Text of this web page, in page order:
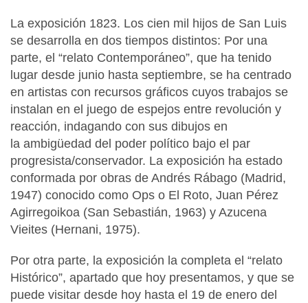
La exposición 1823. Los cien mil hijos de San Luis
se desarrolla en dos tiempos distintos: Por una
parte, el “relato Contemporáneo”, que ha tenido
lugar desde junio hasta septiembre, se ha centrado
en artistas con recursos gráficos cuyos trabajos se
instalan en el juego de espejos entre revolución y
reacción, indagando con sus dibujos en
la ambigüedad del poder político bajo el par
progresista/conservador. La exposición ha estado
conformada por obras de Andrés Rábago (Madrid,
1947) conocido como Ops o El Roto, Juan Pérez
Agirregoikoa (San Sebastián, 1963) y Azucena
Vieites (Hernani, 1975).
Por otra parte, la exposición la completa el “relato
Histórico”, apartado que hoy presentamos, y que se
puede visitar desde hoy hasta el 19 de enero del